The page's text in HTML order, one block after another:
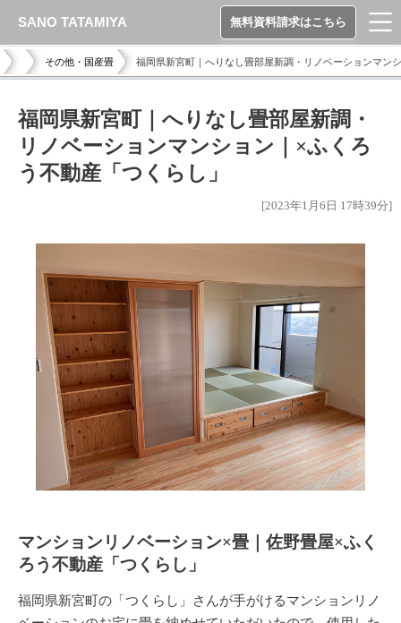
その他・国産畳 福岡県新宮町｜へりなし畳部屋新調・リノベーションマン
福岡県新宮町｜へりなし畳部屋新調・
リノベーションマンション｜×ふくろ
う不動産「つくらし」
[2023年1月6日 17時39分]
マンションリノベーション×畳｜佐野畳屋×ふく
ろう不動産「つくらし」
福岡県新宮町の「つくらし」さんが手がけるマンションリノ
SANO TATAMIYA 無料資料請求はこちら